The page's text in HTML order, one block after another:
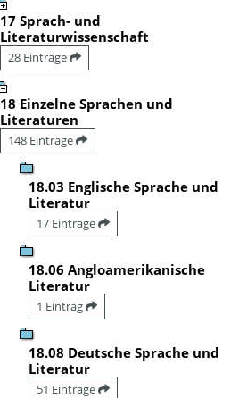
17 Sprach- und
Literaturwissenschaft
28 Einträge
18 Einzelne Sprachen und
Literaturen
148 Einträge
18.03 Englische Sprache und
Literatur
17 Einträge
18.06 Angloamerikanische
Literatur
1 Eintrag
18.08 Deutsche Sprache und
Literatur
51 Einträge